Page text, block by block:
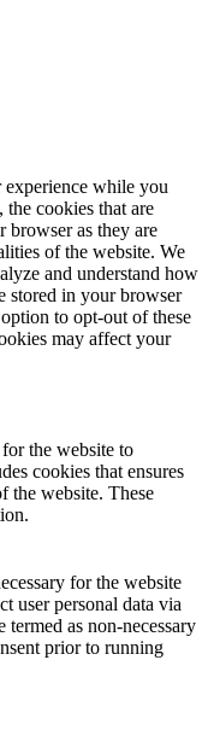
while you
cookies that are
browser as they are
of the website. We
and understand how
stored in your browser
to opt-out of these
may affect your
the website to
cookies that ensures
the website. These
for the website
user personal data via
termed as non-necessary
prior to running